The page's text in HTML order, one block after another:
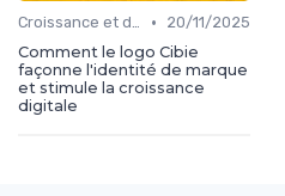
Croissance et développement •
20/11/2025
Comment le logo Cibie
façonne l'identité de marque
et stimule la croissance
digitale